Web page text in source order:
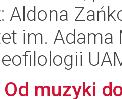
Aldona
im.
muzyki